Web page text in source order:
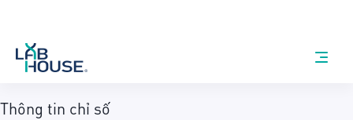
Thông tin chỉ số